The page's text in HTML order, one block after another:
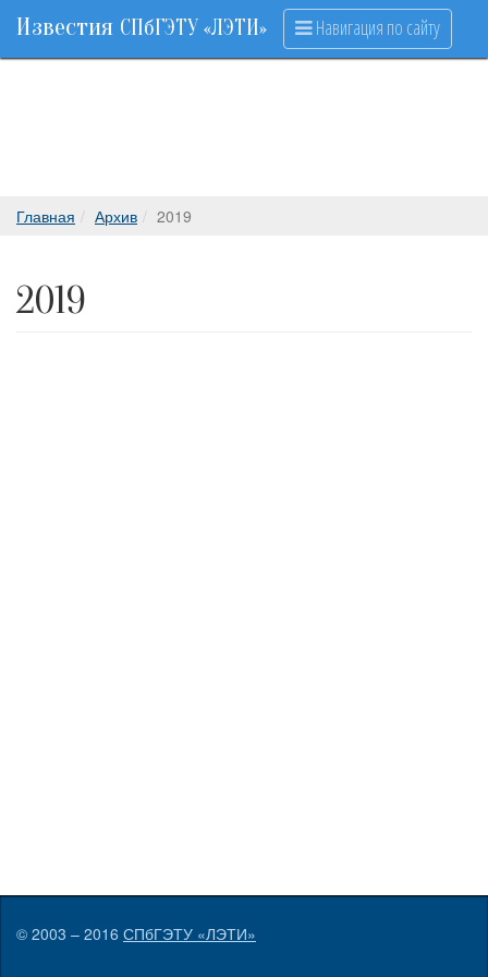
Известия СПбГЭТУ «ЛЭТИ» Навигация по сайту
Главная Архив 2019
2019
© 2003 – 2016 СПбГЭТУ «ЛЭТИ»